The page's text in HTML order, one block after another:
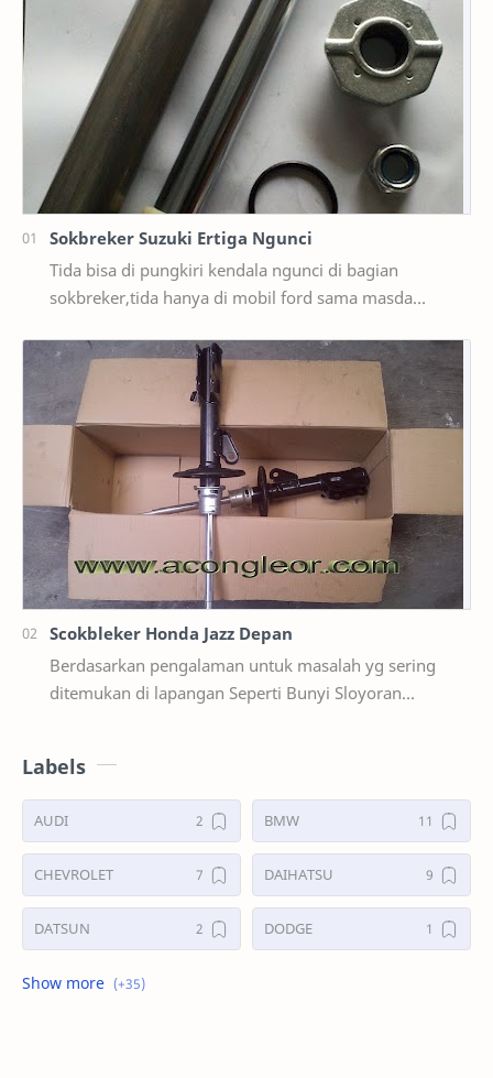
Sokbreker Suzuki Ertiga Ngunci
Tida bisa di pungkiri kendala ngunci di bagian
sokbreker,tida hanya di mobil ford sama masda
Scokbleker Honda Jazz Depan
Berdasarkan pengalaman untuk masalah yg sering
ditemukan di lapangan Seperti Bunyi Sloyoran
Labels
AUDI BMW
CHEVROLET DAIHATSU
DATSUN DODGE
FORD